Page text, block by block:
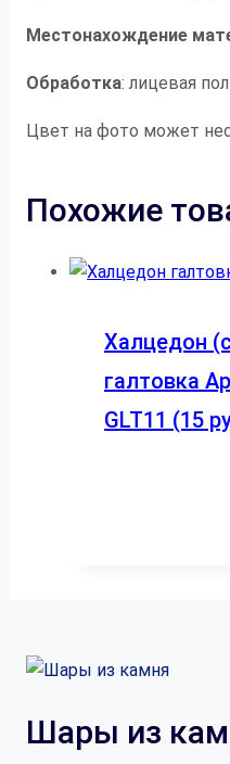
Местонахождение
Обработка: лицевая
Цвет на фото может
Похожие
Халцедон
галтовка
GLT11 (15
Шары из